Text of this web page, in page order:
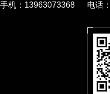
机：13963073368 电话